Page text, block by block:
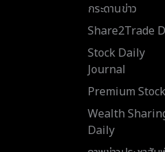
กระดานข่าว
Share2Trade
Stock Daily
Journal
Premium Stock
Wealth
Daily